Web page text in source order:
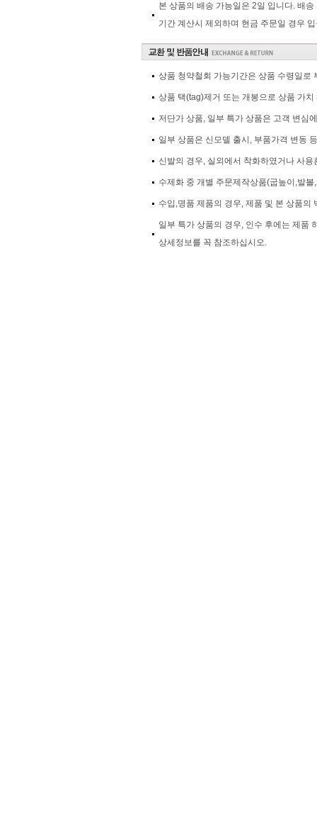
본 상품의 배송 가능일은 2일 입니다. 배
기간 계산시 제외하며 현금 주문일 경우
상품 청약철회 가능기간은 상품 수령일로
상품 택(tag)제거 또는 개봉으로 상품 가
저단가 상품, 일부 특가 상품은 고객 변심
일부 상품은 신모델 출시, 부품가격 변동
신발의 경우, 실외에서 착화하였거나 사
수제화 중 개별 주문제작상품(굽높이,발
수입,명품 제품의 경우, 제품 및 본 상품의
일부 특가 상품의 경우, 인수 후에는 제품
상세정보를 꼭 참조하십시오.